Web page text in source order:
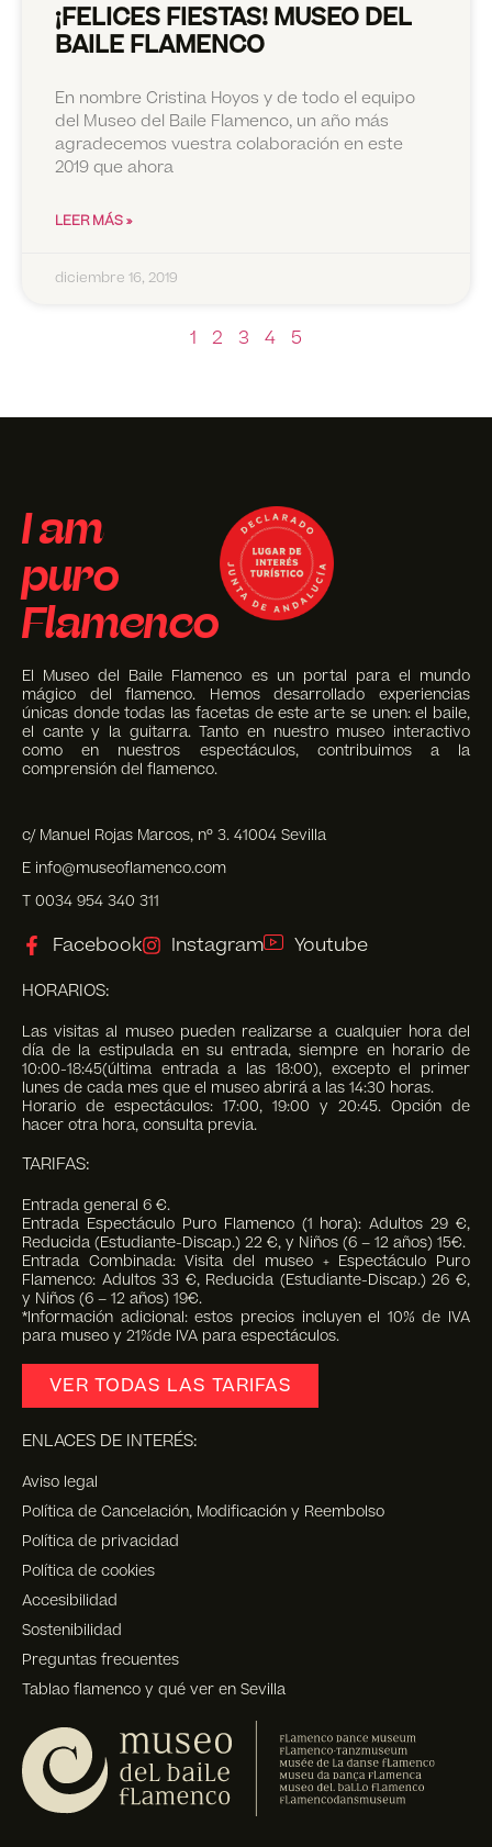
¡FELICES FIESTAS! MUSEO DEL
BAILE FLAMENCO
En nombre Cristina Hoyos y de todo el equipo
del Museo del Baile Flamenco, un año más
agradecemos vuestra colaboración en este
2019 que ahora
LEER MÁS »
diciembre 16, 2019
1 2 3 4 5
I am
puro
Flamenco
El Museo del Baile Flamenco es un portal para el mundo
mágico del flamenco. Hemos desarrollado experiencias
únicas donde todas las facetas de este arte se unen: el baile,
el cante y la guitarra. Tanto en nuestro museo interactivo
como en nuestros espectáculos, contribuimos a la
comprensión del flamenco.
c/ Manuel Rojas Marcos, nº 3. 41004 Sevilla
E info@museoflamenco.com
T 0034 954 340 311
Facebook Instagram Youtube
HORARIOS:
Las visitas al museo pueden realizarse a cualquier hora del
día de la estipulada en su entrada, siempre en horario de
10:00-18:45(última entrada a las 18:00), excepto el primer
lunes de cada mes que el museo abrirá a las 14:30 horas.
Horario de espectáculos: 17:00, 19:00 y 20:45. Opción de
hacer otra hora, consulta previa.
TARIFAS:
Entrada general 6 €.
Entrada Espectáculo Puro Flamenco (1 hora): Adultos 29 €,
Reducida (Estudiante-Discap.) 22 €, y Niños (6 – 12 años) 15€.
Entrada Combinada: Visita del museo + Espectáculo Puro
Flamenco: Adultos 33 €, Reducida (Estudiante-Discap.) 26 €,
y Niños (6 – 12 años) 19€.
*Información adicional: estos precios incluyen el 10% de IVA
para museo y 21%de IVA para espectáculos.
VER TODAS LAS TARIFAS
ENLACES DE INTERÉS:
Aviso legal
Política de Cancelación, Modificación y Reembolso
Política de privacidad
Política de cookies
Accesibilidad
Sostenibilidad
Preguntas frecuentes
Tablao flamenco y qué ver en Sevilla